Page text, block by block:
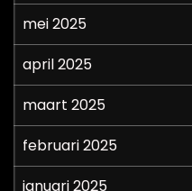
mei 2025
april 2025
maart 2025
februari 2025
januari 2025